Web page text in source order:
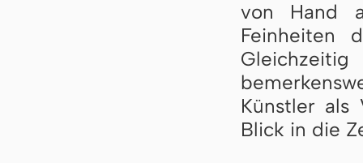
von Hand
Feinheiten
Künstler
Blick in die